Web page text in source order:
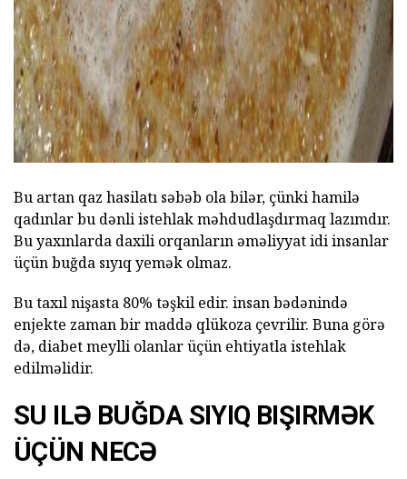
Bu artan qaz hasilatı səbəb ola bilər, çünki hamilə
qadınlar bu dənli istehlak məhdudlaşdırmaq lazımdır.
Bu yaxınlarda daxili orqanların əməliyyat idi insanlar
üçün buğda sıyıq yemək olmaz.
Bu taxıl nişasta 80% təşkil edir. insan bədənində
enjekte zaman bir maddə qlükoza çevrilir. Buna görə
də, diabet meylli olanlar üçün ehtiyatla istehlak
edilməlidir.
SU ILƏ BUĞDA SIYIQ BIŞIRMƏK
ÜÇÜN NECƏ